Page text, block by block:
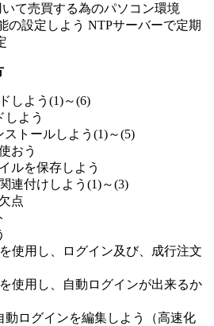
て売買する為のパソコン環境
の設定しよう NTPサーバーで定期
しよう(1)～(6)
しよう
ストールしよう(1)～(5)
おう
ルを保存しよう
連付けしよう(1)～(3)
点
使用し、ログイン及び、成行注文
使用し、自動ログインが出来るか
動ログインを編集しよう（高速化